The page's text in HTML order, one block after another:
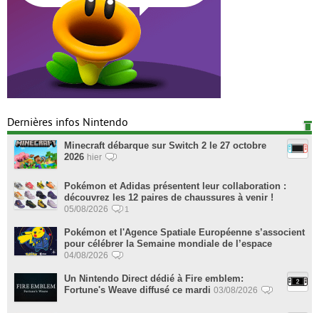
Dernières infos Nintendo
Minecraft débarque sur Switch 2 le 27 octobre
2026 hier
Pokémon et Adidas présentent leur collaboration :
découvrez les 12 paires de chaussures à venir !
05/08/2026 1
Pokémon et l'Agence Spatiale Européenne s’associent
pour célébrer la Semaine mondiale de l’espace
04/08/2026
Un Nintendo Direct dédié à Fire emblem:
Fortune's Weave diffusé ce mardi 03/08/2026